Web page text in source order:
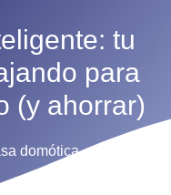
tu
para
(y ahorrar)
domótica